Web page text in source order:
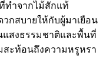
ทำจากไม้สักแท้
กสบายให้กับผู้มาเยือน
แสงธรรมชาติและพื้นที่
ะท้อนถึงความหรูหรา